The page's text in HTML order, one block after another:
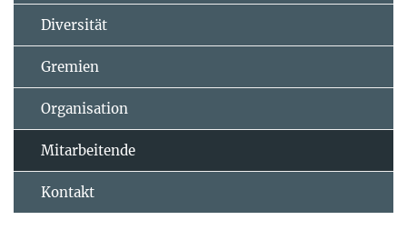
Diversität
Gremien
Organisation
Mitarbeitende
Kontakt